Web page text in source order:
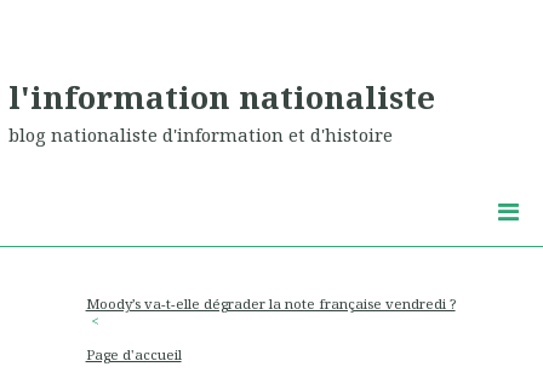
l'information nationaliste
blog nationaliste d'information et d'histoire
Moody’s va-t-elle dégrader la note française vendredi ?
Page d'accueil